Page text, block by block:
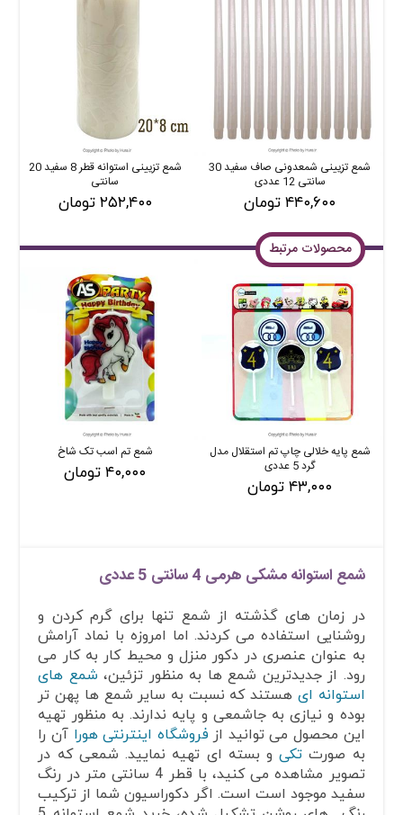
شمع تزیینی شمعدونی صاف سفید 30
سانتی 12 عددی
۴۴۰,۶۰۰ تومان
شمع تزیینی استوانه قطر 8 سفید 20
سانتی
۲۵۲,۴۰۰ تومان
محصولات مرتبط
شمع پایه خلالی چاپ تم استقلال مدل
گرد 5 عددی
۴۳,۰۰۰ تومان
شمع تم اسب تک شاخ
۴۰,۰۰۰ تومان
شمع استوانه مشکی هرمی 4 سانتی 5 عددی
در زمان های گذشته از شمع تنها برای گرم کردن و
روشنایی استفاده می کردند. اما امروزه با نماد آرامش
به عنوان عنصری در دکور منزل و محیط کار به کار می
رود. از جدیدترین شمع ها به منظور تزئین، شمع های
استوانه ای هستند که نسبت به سایر شمع ها پهن تر
بوده و نیازی به جاشمعی و پایه ندارند. به منظور تهیه
این محصول می توانید از فروشگاه اینترنتی هورا آن را
به صورت تکیو بسته ای تهیه نمایید. شمعی که در
تصویر مشاهده می کنید، با قطر 4 سانتی متر در رنگ
سفید موجود است است. اگر دکوراسیون شما از ترکیب